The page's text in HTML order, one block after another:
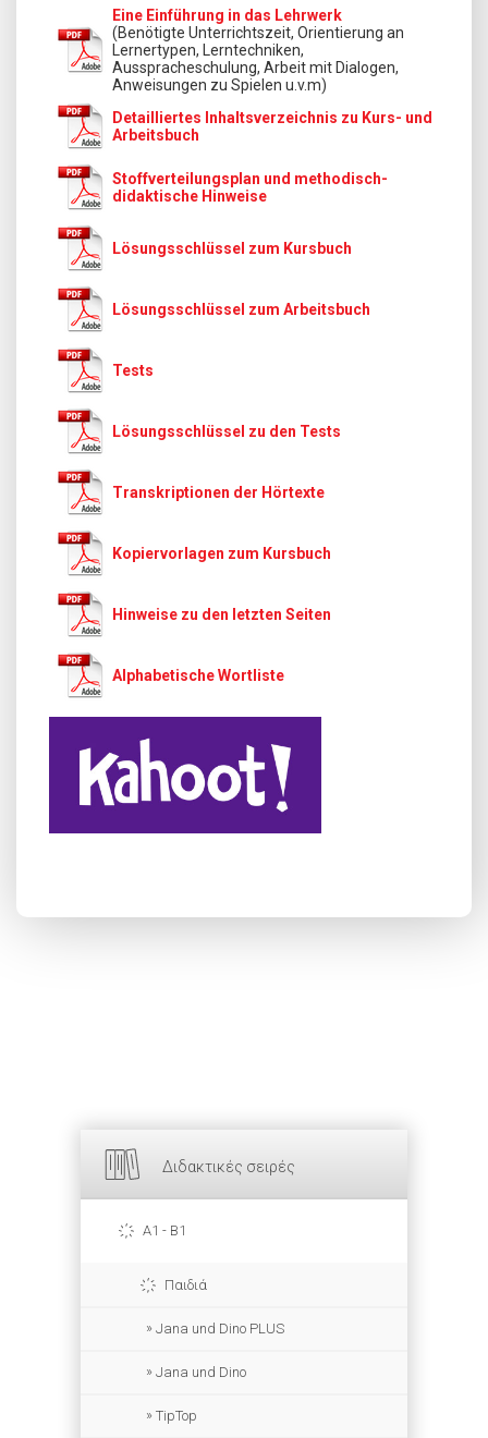
Διδακτικές σειρές
A1 - B1
Παιδιά
Jana und Dino PLUS
Jana und Dino
TipTop
Eine Einführung in das Lehrwerk
(Benötigte Unterrichtszeit, Orientierung an
Lernertypen, Lerntechniken,
Ausspracheschulung, Arbeit mit Dialogen,
Anweisungen zu Spielen u.v.m)
Detailliertes Inhaltsverzeichnis zu Kurs- und
Arbeitsbuch
Stoffverteilungsplan und methodisch-
didaktische Hinweise
Lösungsschlüssel zum Kursbuch
Lösungsschlüssel zum Arbeitsbuch
Tests
Lösungsschlüssel zu den Tests
Transkriptionen der Hörtexte
Kopiervorlagen zum Kursbuch
Hinweise zu den letzten Seiten
Alphabetische Wortliste